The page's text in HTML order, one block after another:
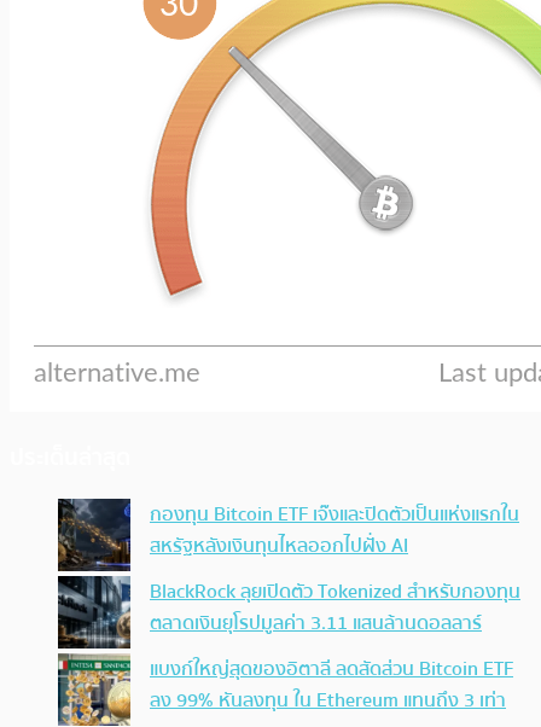
กองทุน Bitcoin ETF เจ๊งและปิดตัวเป็นแห่งแรกใน
สหรัฐหลังเงินทุนไหลออกไปฝั่ง AI
BlackRock ลุยเปิดตัว Tokenized สำหรับกองทุน
ตลาดเงินยุโรปมูลค่า 3.11 แสนล้านดอลลาร์
แบงก์ใหญ่สุดของอิตาลี ลดสัดส่วน Bitcoin ETF
ลง 99% หันลงทุน ใน Ethereum แทนถึง 3 เท่า